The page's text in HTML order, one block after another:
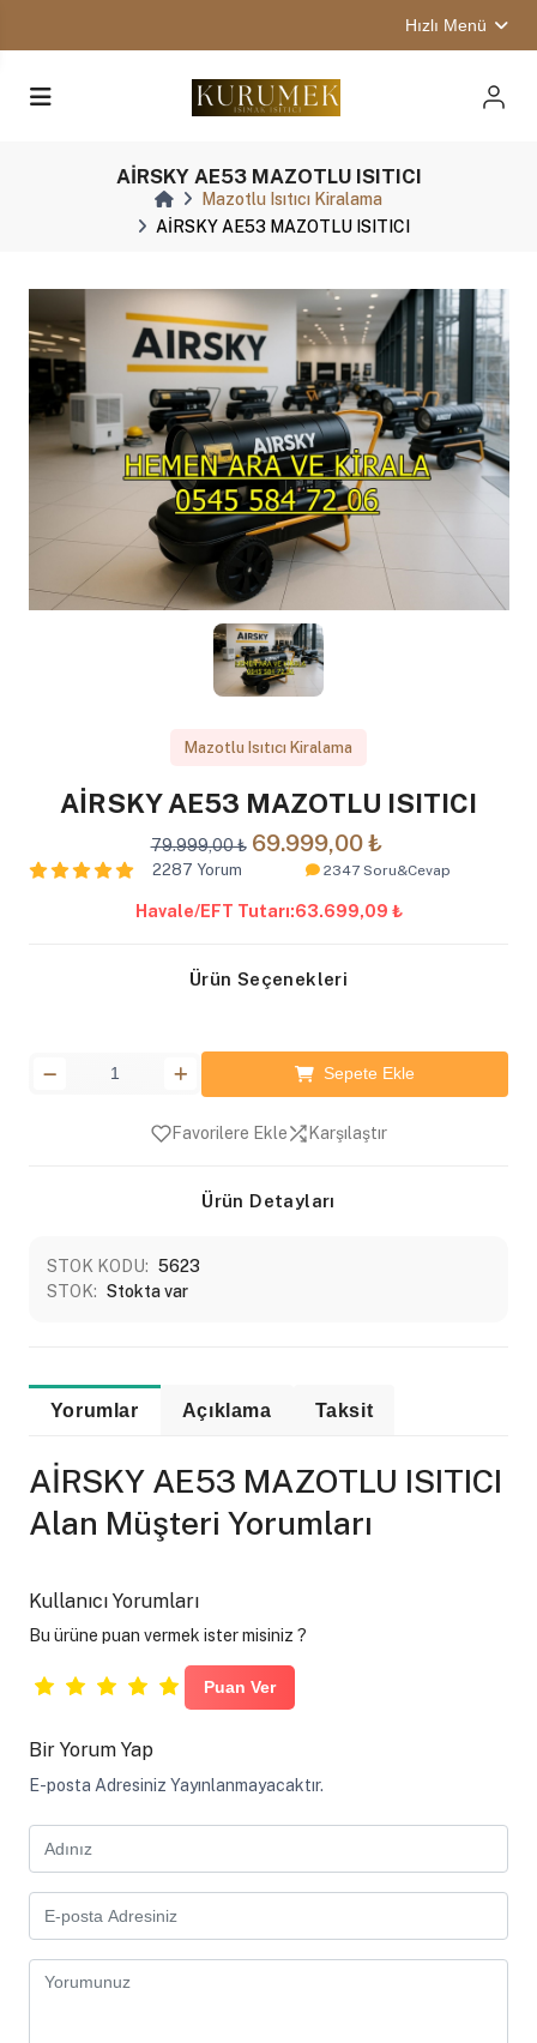
Hızlı Menü
AİRSKY AE53 MAZOTLU ISITICI
Mazotlu Isıtıcı Kiralama
AİRSKY AE53 MAZOTLU ISITICI
Mazotlu Isıtıcı Kiralama
AİRSKY AE53 MAZOTLU ISITICI
79.999,00 ₺ 69.999,00 ₺
2287 Yorum 2347 Soru&Cevap
Havale/EFT Tutarı:63.699,09 ₺
Ürün Seçenekleri
Sepete Ekle
Favorilere Ekle Karşılaştır
Ürün Detayları
STOK KODU: 5623
STOK: Stokta var
Yorumlar Açıklama Taksit
AİRSKY AE53 MAZOTLU ISITICI
Alan Müşteri Yorumları
Kullanıcı Yorumları
Bu ürüne puan vermek ister misiniz ?
Bir Yorum Yap
E-posta Adresiniz Yayınlanmayacaktır.